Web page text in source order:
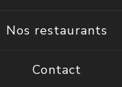
Nos restaurants
Contact